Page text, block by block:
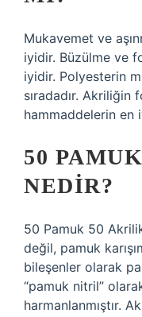
Mukavemet ve
iyidir. Büzülme ve
iyidir. Polyesterin
sıradadır.
hammaddelerin en
50
NEDIR?
50 Pamuk 50
değil, pamuk
bileşenler olarak
“pamuk nitril”
harmanlanmıştır.